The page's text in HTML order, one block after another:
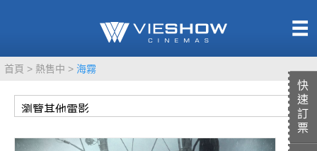
快
速
訂
票
首頁 熱售中 海霧